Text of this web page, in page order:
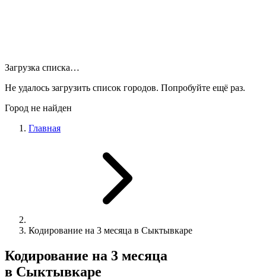
Загрузка списка…
Не удалось загрузить список городов. Попробуйте ещё раз.
Город не найден
Главная
Кодирование на 3 месяца в Сыктывкаре
Кодирование на 3 месяца
в Сыктывкаре